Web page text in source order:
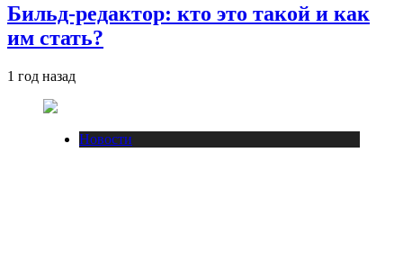
Бильд-редактор: кто это такой и как
им стать?
1 год назад
Новости